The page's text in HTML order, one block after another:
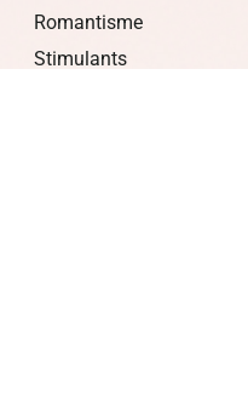
Romantisme
Stimulants